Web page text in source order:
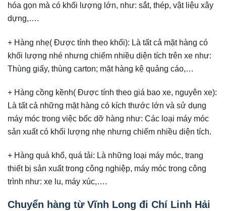
hóa gọn mà có khối lượng lớn, như: sắt, thép, vật liệu xây
dựng,….
+ Hàng nhẹ( Được tính theo khối): Là tất cả mặt hàng có
khối lượng nhé nhưng chiếm nhiều diện tích trên xe như:
Thùng giấy, thùng carton; mặt hàng kệ quảng cáo,…
+ Hàng cồng kềnh( Được tính theo giá bao xe, nguyên xe):
Là tất cả những mặt hàng có kích thước lớn và sử dụng
máy móc trong việc bốc dỡ hàng như: Các loại máy móc
sản xuất có khối lượng nhẹ nhưng chiếm nhiều diện tích.
+ Hàng quá khổ, quá tải: Là những loại máy móc, trang
thiết bị sản xuất trong công nghiệp, máy móc trong công
trình như: xe lu, máy xúc,….
Chuyển hàng từ Vĩnh Long đi Chí Linh Hải